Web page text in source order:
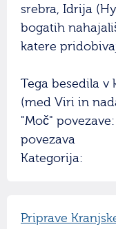
srebra, Idrija
bogatih
katere
Tega besedila v
(med Viri in
"Moč" povezave:
povezava
Kategorija:
Priprave